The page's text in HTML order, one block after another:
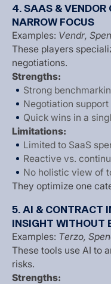
4.SAAS &VENDOR
NARROW FOCUS
Examples: Vendr, Spen
These players speciali
negotiations.
Strengths:
Strong benchmarkin
Negotiation support
Quick wins in a sing
Limitations:
Limited to SaaS spe
Reactive vs. continu
No holistic view of t
They optimize one cat
5.AI & CONTRACT I
INSIGHT WITHOUT
Examples: Terzo, Spen
These tools use AI to a
risks.
Strengths: